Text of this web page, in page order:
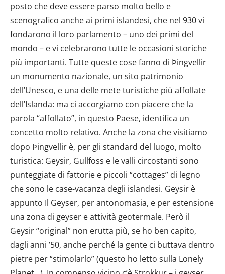
posto che deve essere parso molto bello e
scenografico anche ai primi islandesi, che nel 930 vi
fondarono il loro parlamento – uno dei primi del
mondo – e vi celebrarono tutte le occasioni storiche
più importanti. Tutte queste cose fanno di Þingvellir
un monumento nazionale, un sito patrimonio
dell’Unesco, e una delle mete turistiche più affollate
dell’Islanda: ma ci accorgiamo con piacere che la
parola “affollato”, in questo Paese, identifica un
concetto molto relativo. Anche la zona che visitiamo
dopo Þingvellir è, per gli standard del luogo, molto
turistica: Geysir, Gullfoss e le valli circostanti sono
punteggiate di fattorie e piccoli “cottages” di legno
che sono le case-vacanza degli islandesi. Geysir è
appunto Il Geyser, per antonomasia, e per estensione
una zona di geyser e attività geotermale. Però il
Geysir “original” non erutta più, se ho ben capito,
dagli anni ’50, anche perché la gente ci buttava dentro
pietre per “stimolarlo” (questo ho letto sulla Lonely